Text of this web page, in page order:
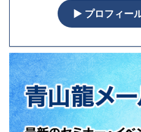
▶︎ プロフィー